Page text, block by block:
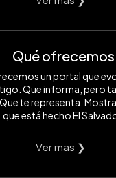
Qué ofrecemos
un portal que
Que informa, pero
te representa.
que está hecho El
Ver mas ❯